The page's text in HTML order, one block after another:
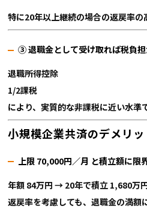
特に20年以上継続の場合の返戻率の
③ 退職金として受け取れば税負
退職所得控除
1/2課税
により、実質的な非課税に近い水準
小規模企業共済のデメリッ
上限 70,000円／月 と積立額に限
年額 84万円 → 20年で積立 1,680万
返戻率を考慮しても、退職金の満額